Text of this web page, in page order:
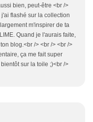
bien, peut-être <br />
j'ai flashé sur la collection
m'inspirer de ta
Quand je l'aurais faite,
blog.<br /> <br /> <br />
ça me fait super
sur la toile ;)<br />